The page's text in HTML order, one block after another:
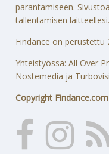
parantamiseen.
tallentamisen
Findance on perustettu
Yhteistyössä: All Over
Nostemedia ja
Copyright